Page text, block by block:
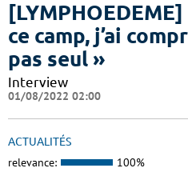
ce camp, j’ai
pas seul »
Interview
01/08/2022 02:00
ACTUALITÉS
relevance: 100%